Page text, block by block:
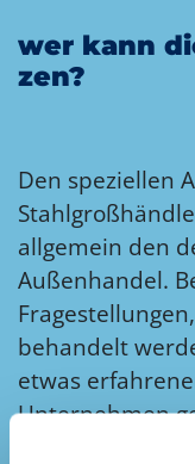
wer kann
zen?
Den speziellen
allgemein den
Außenhandel.
behandelt
etwas
Unternehmen
bieten wir, der